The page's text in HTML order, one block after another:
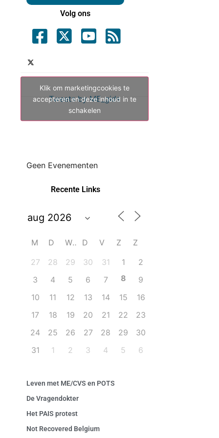
Volg ons
Tweets by ME_gids
Klik om marketingcookies te
accepteren en deze inhoud in te
schakelen
Geen Evenementen
Recente Links
M D W D V Z
Z
27
28 29 30 31 1
2
3
4 5 6 7 8
9
10
11 12 13 14 15
16
17
18 19 20 21 22
23
24
25 26 27 28 29
30
31
1 2 3 4 5 6
Leven met ME/CVS en POTS
De Vragendokter
Het PAIS protest
Not Recovered Belgium